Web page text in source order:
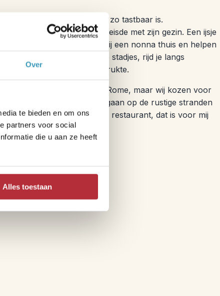
Over
te bieden en om ons
partners voor social
die u aan ze heeft
Alles toestaan
voor kinderen omdat het zo tastbaar is.
toen hij naar Zuid-Italië reisde met zijn gezin. Een ijsje
bij een nonna thuis en helpen
In Puglia ontdek je witte stadjes, rijd je langs
je op stranden zonder drukte.
het bekende Toscane of Rome, maar wij kozen voor
kinderen heerlijk hun gang gaan op de rustige stranden
schuif je aan bij een lokaal restaurant, dat is voor mij